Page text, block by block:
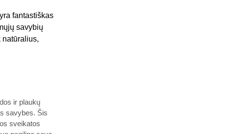
fantastiškas
savybių
natūralius,
ir plaukų
savybes. Šis
sveikatos